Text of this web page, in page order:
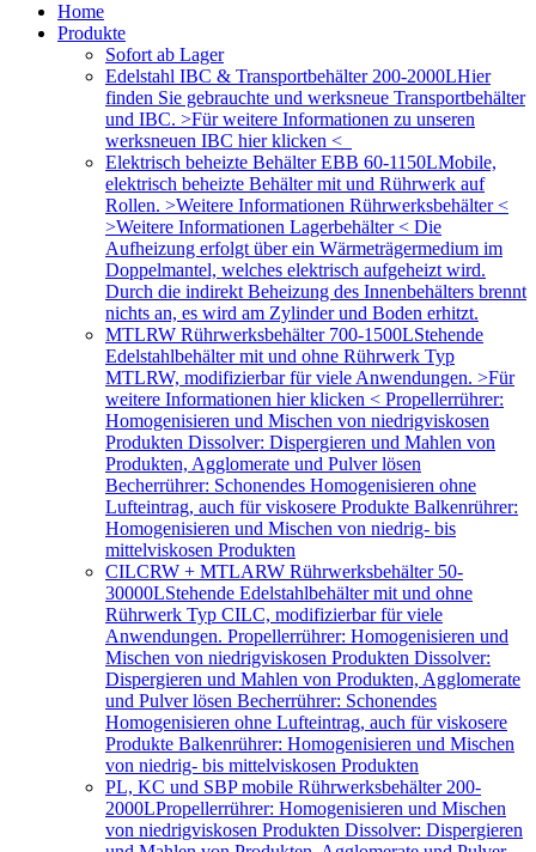
Home
Produkte
Sofort ab Lager
Edelstahl IBC & Transportbehälter 200-2000LHier
finden Sie gebrauchte und werksneue Transportbehälter
und IBC. >Für weitere Informationen zu unseren
werksneuen IBC hier klicken <
Elektrisch beheizte Behälter EBB 60-1150LMobile,
elektrisch beheizte Behälter mit und Rührwerk auf
Rollen. >Weitere Informationen Rührwerksbehälter <
>Weitere Informationen Lagerbehälter < Die
Aufheizung erfolgt über ein Wärmeträgermedium im
Doppelmantel, welches elektrisch aufgeheizt wird.
Durch die indirekt Beheizung des Innenbehälters brennt
nichts an, es wird am Zylinder und Boden erhitzt.
MTLRW Rührwerksbehälter 700-1500LStehende
Edelstahlbehälter mit und ohne Rührwerk Typ
MTLRW, modifizierbar für viele Anwendungen. >Für
weitere Informationen hier klicken < Propellerrührer:
Homogenisieren und Mischen von niedrigviskosen
Produkten Dissolver: Dispergieren und Mahlen von
Produkten, Agglomerate und Pulver lösen
Becherrührer: Schonendes Homogenisieren ohne
Lufteintrag, auch für viskosere Produkte Balkenrührer:
Homogenisieren und Mischen von niedrig- bis
mittelviskosen Produkten
CILCRW + MTLARW Rührwerksbehälter 50-
30000LStehende Edelstahlbehälter mit und ohne
Rührwerk Typ CILC, modifizierbar für viele
Anwendungen. Propellerrührer: Homogenisieren und
Mischen von niedrigviskosen Produkten Dissolver:
Dispergieren und Mahlen von Produkten, Agglomerate
und Pulver lösen Becherrührer: Schonendes
Homogenisieren ohne Lufteintrag, auch für viskosere
Produkte Balkenrührer: Homogenisieren und Mischen
von niedrig- bis mittelviskosen Produkten
PL, KC und SBP mobile Rührwerksbehälter 200-
2000LPropellerrührer: Homogenisieren und Mischen
von niedrigviskosen Produkten Dissolver: Dispergieren